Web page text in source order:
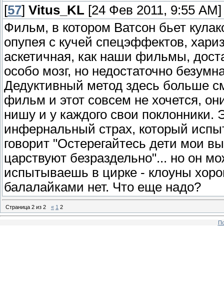
[57] Vitus_KL [24 Фев 2011, 9:55 AM]
Фильм, в котором Ватсон бьет
опупея с кучей спецэффектов,
аскетичная, как наши фильмы,
особо мозг, но недостаточно
Дедуктивный метод здесь больше
фильм и этот совсем не хочется,
нишу и у каждого свои
инфернальный страх, который
говорит "Остерегайтесь дети мои
царствуют безраздельно"... но он
испытываешь в цирке - клоуны
балалайками нет. Что еще надо?
Страница 2 из 2 « 1 2